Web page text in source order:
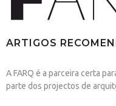
ARTIGOS
A FARQ é a parceira certa
parte dos projectos de